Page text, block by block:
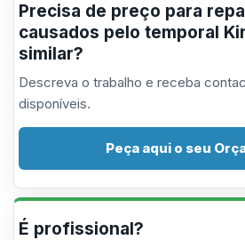
Precisa de preço para
causados pelo temporal
similar?
Descreva o trabalho e receba
disponíveis.
Peça aqui o seu
É profissional?